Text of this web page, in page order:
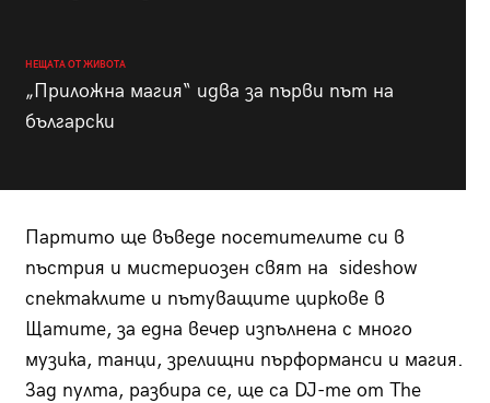
НЕЩАТА ОТ ЖИВОТА
„Приложна магия“ идва за първи път на
български
Партито ще въведе посетителите си в
пъстрия и мистериозен свят на sideshow
спектаклите и пътуващите циркове в
Щатите, за една вечер изпълнена с много
музика, танци, зрелищни пърформанси и магия.
Зад пулта, разбира се, ще са DJ-те от The